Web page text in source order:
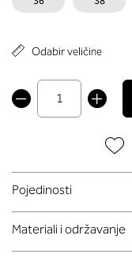
Odabir veličine
Pojedinosti
Materiali i održavanje